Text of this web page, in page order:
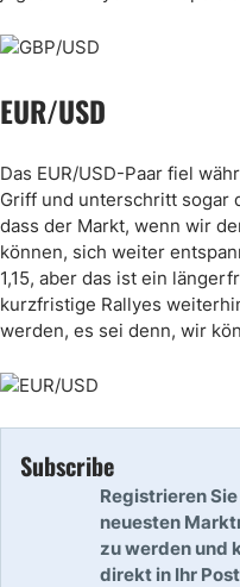
EUR/USD
Das EUR/USD-Paar fiel
Griff und unterschritt sogar
dass der Markt, wenn wir
können, sich weiter
1,15, aber das ist ein
kurzfristige Rallyes
werden, es sei denn, wir
Subscribe
Registrieren
neuesten
zu werden und
direkt in Ihr